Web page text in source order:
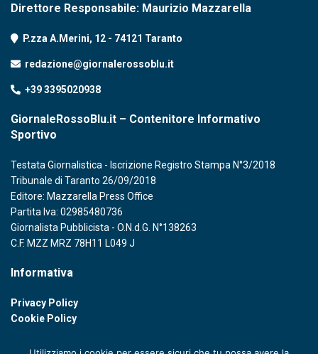
Direttore Responsabile: Maurizio Mazzarella
P.zza A.Merini, 12 - 74121 Taranto
redazione@giornalerossoblu.it
+39 3395020938
GiornaleRossoBlu.it – Contenitore Informativo
Sportivo
Testata Giornalistica - Iscrizione Registro Stampa N°3/2018
Tribunale di Taranto 26/09/2018
Editore: Mazzarella Press Office
Partita Iva: 02985480736
Giornalista Pubblicista - O.N.d.G. N°138263
C.F. MZZ MRZ 78H11 L049 J
Informativa
Privacy Policy
Cookie Policy